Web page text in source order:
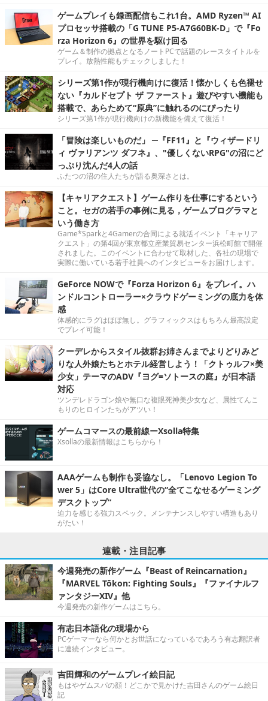
ゲームプレイも録画配信もこれ1台。AMD Ryzen™ AI
プロセッサ搭載の「G TUNE P5-A7G60BK-D」で『Fo
rza Horizon 6』の世界を駆け回る
ゲーム＆制作の拠点となるノートPCで話題のレースタイトルを
プレイ。放熱性能もチェックしました！
シリーズ第1作が現行機向けに復活！懐かしくも色褪せ
ない『カルドセプト ザ ファースト』遊びやすい機能も
搭載で、あらためて“原典”に触れるのにぴったり
シリーズ第1作が現行機向けの新機能を備えて復活！
「冒険は楽しいものだ」 ─『FF11』と『ウィザードリ
ィ ヴァリアンツ ダフネ』、"優しくないRPG"の沼にど
っぷり沈んだ4人の話
ふたつの沼の住人たちが語る奥深さとは。
【キャリアクエスト】ゲーム作りを仕事にするという
こと。セガの若手の事例に見る，ゲームプログラマと
いう働き方
Game*Sparkと4Gamerの合同による就活イベント「キャリア
クエスト」の第4回が東京都立産業貿易センター浜松町館で開催
されました。このイベントに合わせて取材した、各社の現場で
実際に働いている若手社員へのインタビューをお届けします。
GeForce NOWで『Forza Horizon 6』をプレイ。ハ
ンドルコントローラー×クラウドゲーミングの底力を体
感
体感的にラグはほぼ無し。グラフィックスはもちろん最高設定
でプレイ可能！
クーデレからスタイル抜群お姉さんまでよりどりみど
りな人外娘たちとホテル経営しよう！「クトゥルフ×美
少女」テーマのADV『ヨグ=ソトースの庭』が日本語
対応
ツンデレドラゴン娘や無口な複眼死神美少女など、属性てんこ
もりのヒロインたちがアツい！
ゲームコマースの最前線ーXsolla特集
Xsollaの最新情報はこちらから！
AAAゲームも制作も妥協なし。「Lenovo Legion To
wer 5」はCore Ultra世代の“全てこなせるゲーミング
デスクトップ”
迫力を感じる強力スペック。メンテナンスしやすい構造もあり
がたい！
連載・注目記事
今週発売の新作ゲーム『Beast of Reincarnation』
『MARVEL Tōkon: Fighting Souls』『ファイナルフ
ァンタジーXIV』他
今週発売の新作ゲームはこちら。
有志日本語化の現場から
PCゲーマーなら何かとお世話になっているであろう有志翻訳者
に連続インタビュー。
吉田輝和のゲームプレイ絵日記
もはやゲムスパの顔！どこかで見かけた吉田さんのゲーム絵日
記